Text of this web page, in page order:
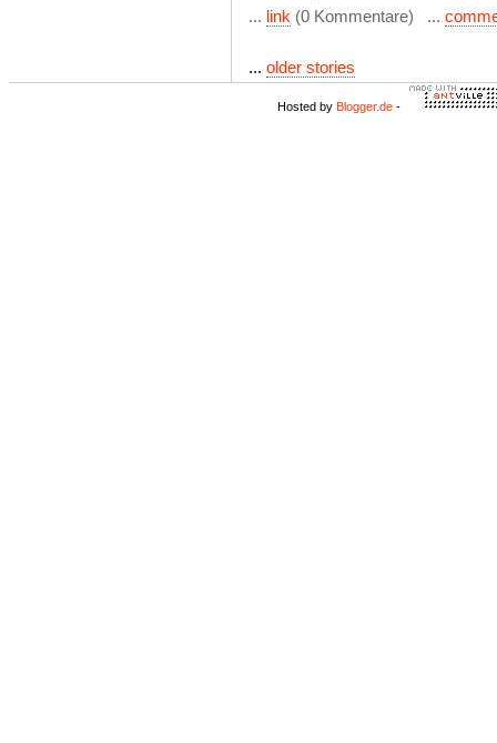
... link (0 Kommentare) ...
... older stories
Hosted by Blogger.de -